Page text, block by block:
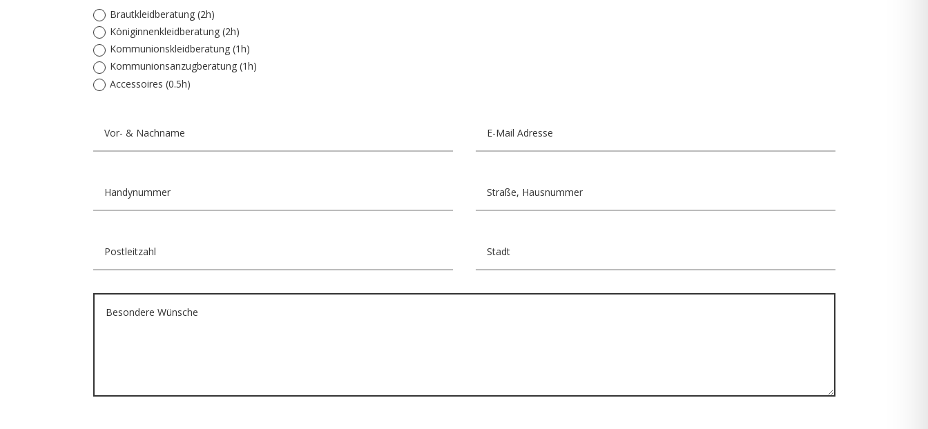
Brautkleidberatung (2h)
Königinnenkleidberatung (2h)
Kommunionskleidberatung (1h)
Kommunionsanzugberatung (1h)
Accessoires (0.5h)